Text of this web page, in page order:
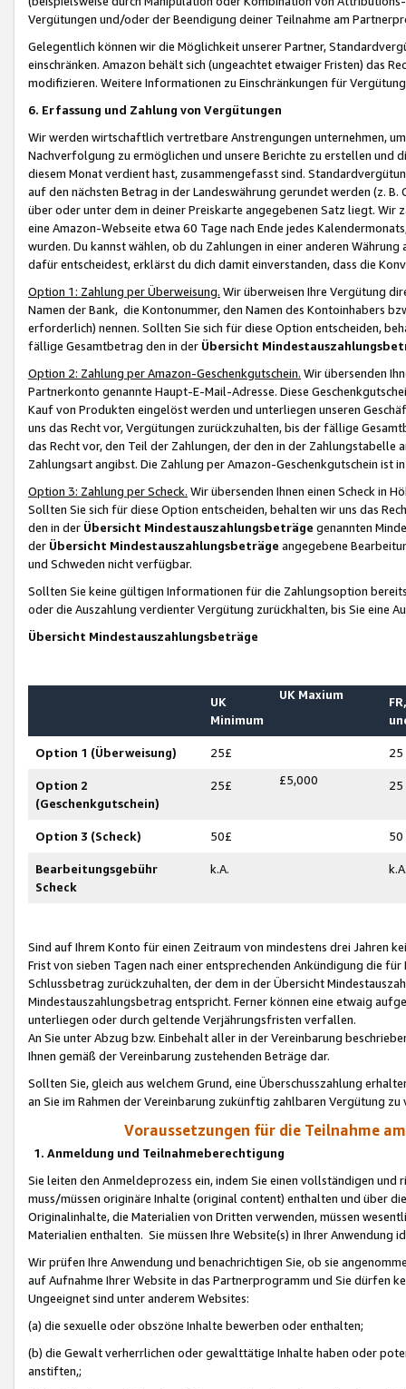
Vergütungen und/oder der Beendigung deiner Teilnahme am
Gelegentlich können wir die Möglichkeit unserer Partner,
einschränken. Amazon behält sich (ungeachtet etwaiger Fristen) das
modifizieren. Weitere Informationen zu Einschränkungen für
6. Erfassung und Zahlung von Vergütungen
Wir werden wirtschaftlich vertretbare Anstrengungen unternehmen,
Nachverfolgung zu ermöglichen und unsere Berichte zu erstellen und
diesem Monat verdient hast, zusammengefasst sind.
auf den nächsten Betrag in der Landeswährung gerundet werden (z.
über oder unter dem in deiner Preiskarte angegebenen Satz liegt.
eine Amazon-Webseite etwa 60 Tage nach Ende jedes
wurden. Du kannst wählen, ob du Zahlungen in einer anderen
dafür entscheidest, erklärst du dich damit einverstanden, dass die
Option 1: Zahlung per Überweisung. Wir überweisen Ihre Vergütung
Namen der Bank, die Kontonummer, den Namen des Kontoinhabers
erforderlich) nennen. Sollten Sie sich für diese Option entscheiden,
fällige Gesamtbetrag den in der Übersicht
Option 2: Zahlung per Amazon-Geschenkgutschein. Wir übersenden
Partnerkonto genannte Haupt-E-Mail-Adresse. Diese
Kauf von Produkten eingelöst werden und unterliegen unseren
uns das Recht vor, Vergütungen zurückzuhalten, bis der fällige
das Recht vor, den Teil der Zahlungen, der den in der
Zahlungsart angibst. Die Zahlung per Amazon-Geschenkgutschein ist
Option 3: Zahlung per Scheck. Wir übersenden Ihnen einen Scheck in
Sollten Sie sich für diese Option entscheiden, behalten wir uns das
den in der Übersicht Mindestauszahlungsbeträge genannten
der Übersicht Mindestauszahlungsbeträge angegebene
und Schweden nicht verfügbar.
Sollten Sie keine gültigen Informationen für die Zahlungsoption
oder die Auszahlung verdienter Vergütung zurückhalten, bis Sie
Übersicht Mindestauszahlungsbeträge
UK
Minimum
UK Maxium
Option 1 (Überweisung) 25£ 25
Option 2
(Geschenkgutschein)
25£ £5,000 25
Option 3 (Scheck) 50£ 50
Bearbeitungsgebühr
Scheck
k.A.
Sind auf Ihrem Konto für einen Zeitraum von mindestens drei Jahren
Frist von sieben Tagen nach einer entsprechenden Ankündigung die
Schlussbetrag zurückzuhalten, der dem in der Übersicht
Mindestauszahlungsbetrag entspricht. Ferner können eine etwaig
unterliegen oder durch geltende Verjährungsfristen verfallen.
An Sie unter Abzug bzw. Einbehalt aller in der Vereinbarung
Ihnen gemäß der Vereinbarung zustehenden Beträge dar.
Sollten Sie, gleich aus welchem Grund, eine Überschusszahlung
an Sie im Rahmen der Vereinbarung zukünftig zahlbaren Vergütung zu
Voraussetzungen für die Teilnahme
1. Anmeldung und Teilnahmeberechtigung
Sie leiten den Anmeldeprozess ein, indem Sie einen vollständigen
muss/müssen originäre Inhalte (original content) enthalten und über
Originalinhalte, die Materialien von Dritten verwenden, müssen
Materialien enthalten. Sie müssen Ihre Website(s) in Ihrer Anwendung
Wir prüfen Ihre Anwendung und benachrichtigen Sie, ob sie
auf Aufnahme Ihrer Website in das Partnerprogramm und Sie dürfen
Ungeeignet sind unter anderem Websites:
(a) die sexuelle oder obszöne Inhalte bewerben oder enthalten;
(b) die Gewalt verherrlichen oder gewalttätige Inhalte haben oder
anstiften,;